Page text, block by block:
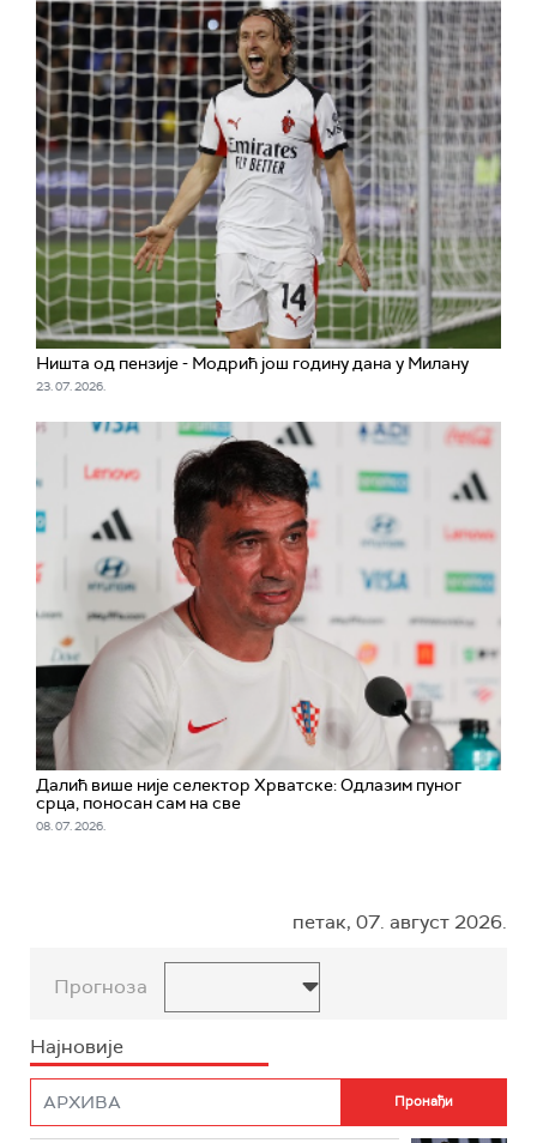
Ништа од пензије - Модрић још годину дана у Милану
23. 07. 2026.
Далић више није селектор Хрватске: Одлазим пуног
срца, поносан сам на све
08. 07. 2026.
петак, 07. август 2026.
Прогноза
Најновије